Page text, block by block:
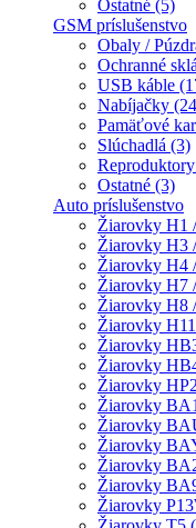
Ostatné (5)
GSM príslušenstvo
Obaly /
Ochranné
USB káble
Nabíjačky
Pamäťové
Slúchadlá (3)
Ostatné (3)
Auto príslušenstvo
Žiarovky H1
Žiarovky H3
Žiarovky H4
Žiarovky H7
Žiarovky H8
Žiarovky
Žiarovky
Žiarovky
Žiarovky
Žiarovky
Žiarovky
Žiarovky
Žiarovky
Žiarovky
Žiarovky